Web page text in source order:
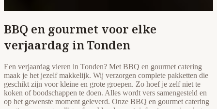
BBQ en gourmet voor elke
verjaardag in Tonden
Een verjaardag vieren in Tonden? Met BBQ en gourmet catering
maak je het jezelf makkelijk. Wij verzorgen complete pakketten die
geschikt zijn voor kleine en grote groepen. Zo hoef je zelf niet te
koken of boodschappen te doen. Alles wordt vers samengesteld en
op het gewenste moment geleverd. Onze BBQ en gourmet catering